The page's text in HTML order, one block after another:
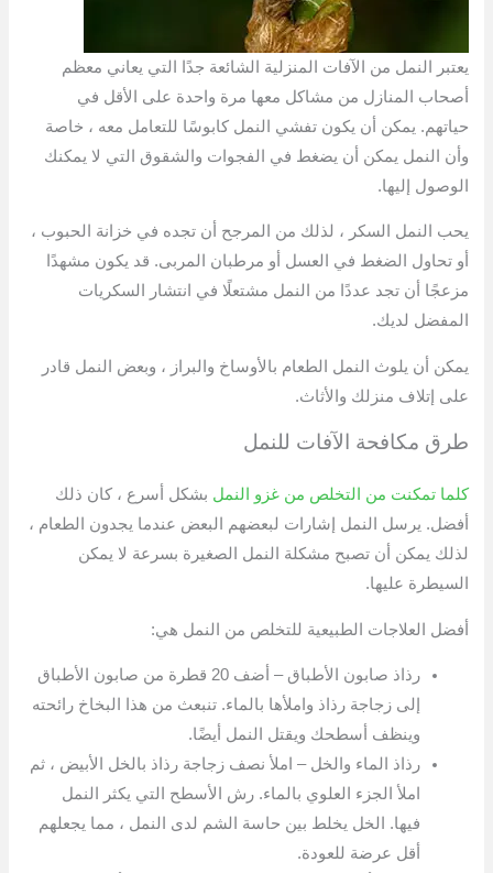
يعتبر النمل من الآفات المنزلية الشائعة جدًا التي يعاني معظم
أصحاب المنازل من مشاكل معها مرة واحدة على الأقل في
حياتهم. يمكن أن يكون تفشي النمل كابوسًا للتعامل معه ، خاصة
وأن النمل يمكن أن يضغط في الفجوات والشقوق التي لا يمكنك
الوصول إليها.
يحب النمل السكر ، لذلك من المرجح أن تجده في خزانة الحبوب ،
أو تحاول الضغط في العسل أو مرطبان المربى. قد يكون مشهدًا
مزعجًا أن تجد عددًا من النمل مشتعلًا في انتشار السكريات
المفضل لديك.
يمكن أن يلوث النمل الطعام بالأوساخ والبراز ، وبعض النمل قادر
على إتلاف منزلك والأثاث.
طرق مكافحة الآفات للنمل
كلما تمكنت من التخلص من غزو النمل بشكل أسرع ، كان ذلك
أفضل. يرسل النمل إشارات لبعضهم البعض عندما يجدون الطعام ،
لذلك يمكن أن تصبح مشكلة النمل الصغيرة بسرعة لا يمكن
السيطرة عليها.
أفضل العلاجات الطبيعية للتخلص من النمل هي:
رذاذ صابون الأطباق – أضف 20 قطرة من صابون الأطباق
إلى زجاجة رذاذ واملأها بالماء. تنبعث من هذا البخاخ رائحته
وينظف أسطحك ويقتل النمل أيضًا.
رذاذ الماء والخل – املأ نصف زجاجة رذاذ بالخل الأبيض ، ثم
املأ الجزء العلوي بالماء. رش الأسطح التي يكثر النمل
فيها. الخل يخلط بين حاسة الشم لدى النمل ، مما يجعلهم
أقل عرضة للعودة.